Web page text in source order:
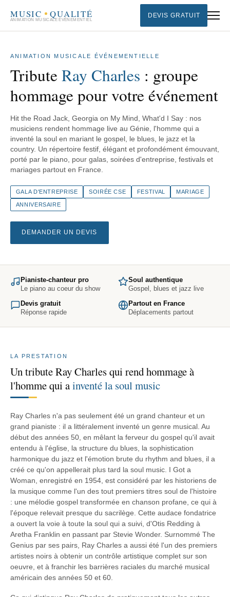
MUSIC QUALITÉ
ANIMATION MUSICALE ÉVÉNEMENTIEL
DEVIS GRATUIT
ANIMATION MUSICALE ÉVÉNEMENTIELLE
Tribute Ray Charles : groupe
hommage pour votre événement
Hit the Road Jack, Georgia on My Mind, What'd I Say : nos
musiciens rendent hommage live au Génie, l'homme qui a
inventé la soul en mariant le gospel, le blues, le jazz et la
country. Un répertoire festif, élégant et profondément émouvant,
porté par le piano, pour galas, soirées d'entreprise, festivals et
mariages partout en France.
GALA D'ENTREPRISE SOIRÉE CSE FESTIVAL MARIAGE
ANNIVERSAIRE
DEMANDER UN DEVIS
Pianiste-chanteur pro
Le piano au coeur du show
Soul authentique
Gospel, blues et jazz live
Devis gratuit
Réponse rapide
Partout en France
Déplacements partout
LA PRESTATION
Un tribute Ray Charles qui rend hommage à
l'homme qui ainventé la soul music
Ray Charles n'a pas seulement été un grand chanteur et un
grand pianiste : il a littéralement inventé un genre musical. Au
début des années 50, en mêlant la ferveur du gospel qu'il avait
entendu à l'église, la structure du blues, la sophistication
harmonique du jazz et l'émotion brute du rhythm and blues, il a
créé ce qu'on appellerait plus tard la soul music. I Got a
Woman, enregistré en 1954, est considéré par les historiens de
la musique comme l'un des tout premiers titres soul de l'histoire
: une mélodie gospel transformée en chanson profane, ce qui à
l'époque relevait presque du sacrilège. Cette audace fondatrice
a ouvert la voie à toute la soul qui a suivi, d'Otis Redding à
Aretha Franklin en passant par Stevie Wonder. Surnommé The
Genius par ses pairs, Ray Charles a aussi été l'un des premiers
artistes noirs à obtenir un contrôle artistique complet sur son
oeuvre, et à franchir les barrières raciales du marché musical
américain des années 50 et 60.